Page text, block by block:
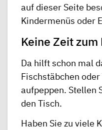
auf dieser Seite
Kindermenüs oder
Keine Zeit zum
Da hilft schon mal
Fischstäbchen
aufpeppen. Stellen
den Tisch.
Haben Sie zu viele